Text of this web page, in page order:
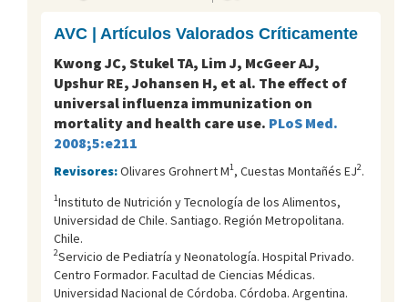
AVC | Artículos Valorados Críticamente
Kwong JC, Stukel TA, Lim J, McGeer AJ,
Upshur RE, Johansen H, et al. The effect of
universal influenza immunization on
mortality and health care use. PLoS Med.
2008;5:e211
Revisores:Olivares Grohnert M1, Cuestas Montañés EJ2.
1Instituto de Nutrición y Tecnología de los Alimentos,
Universidad de Chile. Santiago. Región Metropolitana.
Chile.
2Servicio de Pediatría y Neonatología. Hospital Privado.
Centro Formador. Facultad de Ciencias Médicas.
Universidad Nacional de Córdoba. Córdoba. Argentina.